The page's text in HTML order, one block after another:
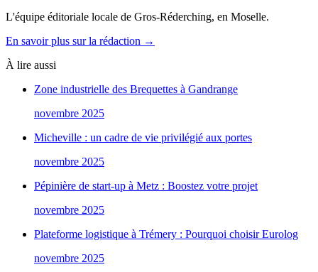
L'équipe éditoriale locale de Gros-Réderching, en Moselle.
En savoir plus sur la rédaction →
À lire aussi
Zone industrielle des Brequettes à Gandrange
novembre 2025
Micheville : un cadre de vie privilégié aux portes
novembre 2025
Pépinière de start-up à Metz : Boostez votre projet
novembre 2025
Plateforme logistique à Trémery : Pourquoi choisir Eurolog
novembre 2025